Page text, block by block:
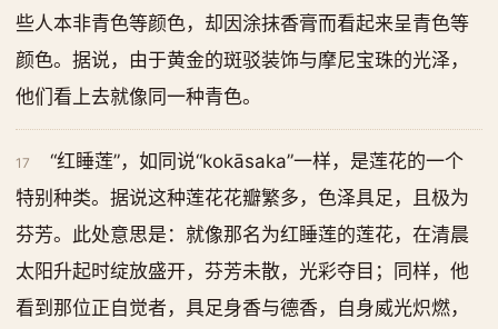
些人本非青色等颜色，却因涂抹香膏而看起来呈青色等
颜色。据说，由于黄金的斑驳装饰与摩尼宝珠的光泽，
他们看上去就像同一种青色。
17
“红睡莲”，如同说“kokāsaka”一样，是莲花的一个
特别种类。据说这种莲花花瓣繁多，色泽具足，且极为
芬芳。此处意思是：就像那名为红睡莲的莲花，在清晨
太阳升起时绽放盛开，芬芳未散，光彩夺目；同样，他
看到那位正自觉者，具足身香与德香，自身威光炽燃，